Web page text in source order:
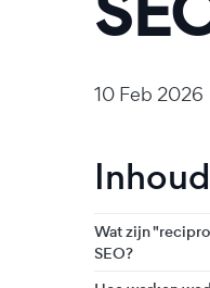
10 Feb 2026
Inhoud
Wat zijn
SEO?